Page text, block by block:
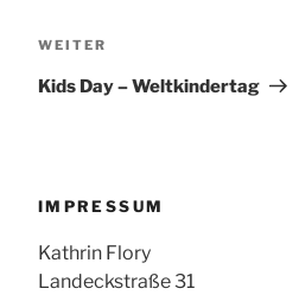
Nächster
WEITER
Kids Day – Weltkindertag
IMPRESSUM
Kathrin Flory
Landeckstraße 31